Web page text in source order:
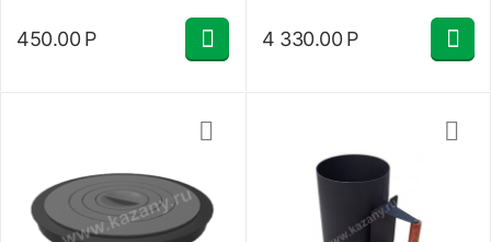
450.00 Р 4 330.00 Р